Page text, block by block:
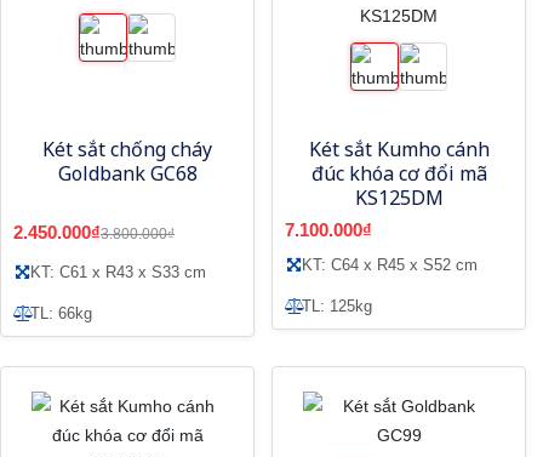
Két sắt chống cháy
Goldbank GC68
2.450.000₫3.800.000₫
KT: C61 x R43 x S33 cm
TL: 66kg
Két sắt Kumho cánh
đúc khóa cơ đổi mã
KS125DM
7.100.000₫
KT: C64 x R45 x S52 cm
TL: 125kg